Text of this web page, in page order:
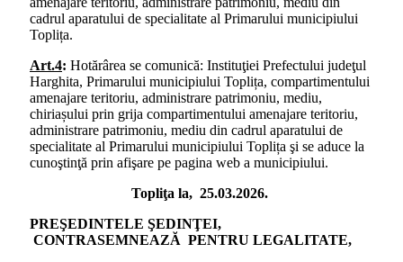
cadrul aparatului de specialitate al Primarului municipiului
Toplița.
Art.4: Hotărârea se comunică: Instituţiei Prefectului judeţul
Harghita, Primarului municipiului Toplița, compartimentului
amenajare teritoriu, administrare patrimoniu, mediu,
chiriașului prin grija compartimentului amenajare teritoriu,
administrare patrimoniu, mediu din cadrul aparatului de
specialitate al Primarului municipiului Toplița şi se aduce la
cunoştinţă prin afişare pe pagina web a municipiului.
Topliţa la, 25.03.2026.
PREŞEDINTELE ŞEDINŢEI,
CONTRASEMNEAZĂ PENTRU LEGALITATE,